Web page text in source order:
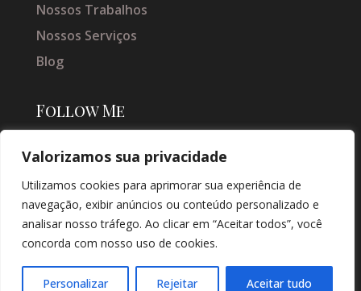
Valorizamos sua privacidade
Utilizamos cookies para aprimorar sua experiência de
navegação, exibir anúncios ou conteúdo personalizado e
analisar nosso tráfego. Ao clicar em “Aceitar todos”, você
concorda com nosso uso de cookies.
Personalizar Rejeitar Aceitar tudo
Nossos Trabalhos
Nossos Serviços
Blog
Follow Me
SOLUÇÕES DIGITAIS |
CRIAÇÃO DE SITES